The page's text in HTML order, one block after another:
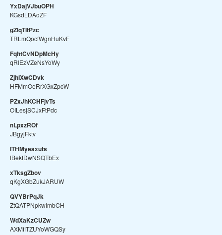
YxDajVJbuOPH
KGsdLDAoZF
gZlqTItPzc
TRLmQocfWgnHuKvF
FqhtCvNDpMcHy
qRIEzVZeNsYoWy
ZjhIXwCDvk
HFMmOeRrXGxZpcW
PZxJhKCHFjvTs
OILesjSCJxFtPdc
nLpxzROf
JBgyjFktv
lTHMyeaxuts
lBekfDwNSQTbEx
xTksgZbov
qKgXGbZukJARUW
QVYBrPqJk
ZtQATPNpkwImbCH
WdXaKzCUZw
AXMfiTZUYoWGQSy